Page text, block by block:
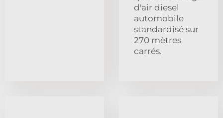
d'air diesel
automobile
standardisé sur
270 mètres
carrés.